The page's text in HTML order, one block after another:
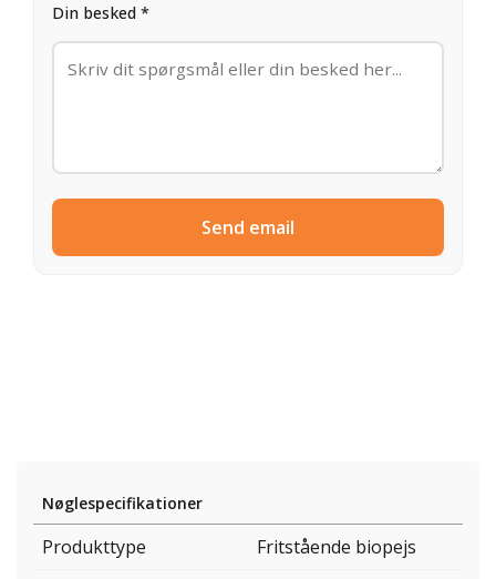
Din besked *
Send email
Nøglespecifikationer
Produkttype
Fritstående biopejs